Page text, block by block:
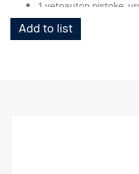
1 vetoauton pistoke,
1 Curl-E-kelajohdin
1 perävaunun pistoke,
Add to list